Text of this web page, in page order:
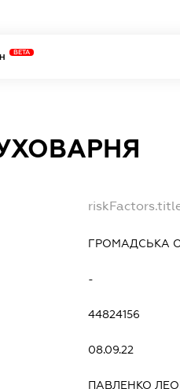
BETA
ГРОМАДСЬКА
-
44824156
08.09.22
ПАВЛЕНКО